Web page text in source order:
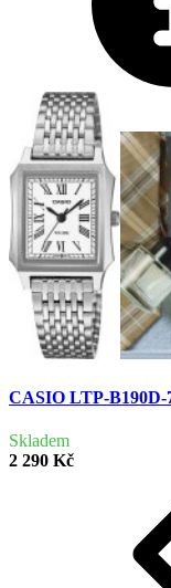
CASIO LTP-
Skladem
2 290 Kč